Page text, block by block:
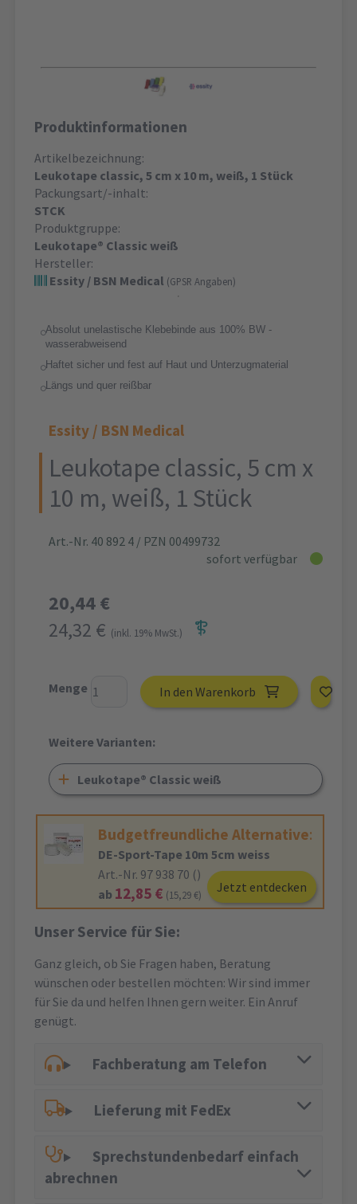
Produktinformationen
Artikelbezeichnung:
Leukotape classic, 5 cm x 10 m, weiß, 1 Stück
Packungsart/-inhalt:
STCK
Produktgruppe:
Leukotape® Classic weiß
Hersteller:
Essity / BSN Medical (GPSR Angaben)
Absolut unelastische Klebebinde aus 100% BW -
wasserabweisend
Haftet sicher und fest auf Haut und Unterzugmaterial
Längs und quer reißbar
Essity / BSN Medical
Leukotape classic, 5 cm x
10 m, weiß, 1 Stück
Art.-Nr. 40 892 4 / PZN 00499732
sofort verfügbar
20,44 €
24,32 € (inkl. 19% MwSt.)
Menge In den Warenkorb
Weitere Varianten:
Leukotape® Classic weiß
Budgetfreundliche Alternative:
DE-Sport-Tape 10m 5cm weiss
Art.-Nr. 97 938 70 ()
ab 12,85 € (15,29 €) Jetzt entdecken
Unser Service für Sie:
Ganz gleich, ob Sie Fragen haben, Beratung
wünschen oder bestellen möchten: Wir sind immer
für Sie da und helfen Ihnen gern weiter. Ein Anruf
genügt.
Fachberatung am Telefon
Lieferung mit FedEx
Sprechstundenbedarf einfach
abrechnen